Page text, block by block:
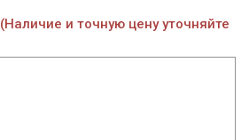
(Наличие и точную цену уточняйте